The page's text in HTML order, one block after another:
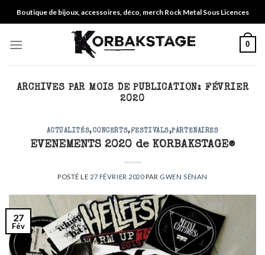
to
Boutique de bijoux, accessoires, déco, merch Rock Metal Sous Licences
0
ARCHIVES PAR MOIS DE PUBLICATION: FÉVRIER
2020
ACTUALITÉS,CONCERTS,FESTIVALS,PARTENAIRES
EVENEMENTS 2020 de KORBAKSTAGE®
POSTÉ LE 27 FÉVRIER 2020PAR GWEN SÉNAN
27
Fév